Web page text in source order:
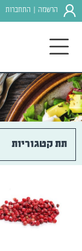
הרשמה התחברות
תת קטגוריות